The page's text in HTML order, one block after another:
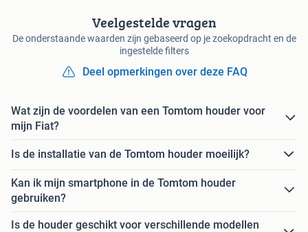
Veelgestelde vragen
De onderstaande waarden zijn gebaseerd op je zoekopdracht en de
ingestelde filters
Deel opmerkingen over deze FAQ
Wat zijn de voordelen van een Tomtom houder voor
mijn Fiat?
Is de installatie van de Tomtom houder moeilijk?
Kan ik mijn smartphone in de Tomtom houder
gebruiken?
Is de houder geschikt voor verschillende modellen